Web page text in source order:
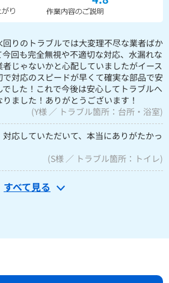
りのトラブルでは大変理不尽な業者ばか
今回も完全無視や不適切な対応、水漏れな
じゃないかと心配していましたがイース
対応のスピードが早くて確実な部品で安
した！これで今後は安心してトラブルへ
ました！ありがとうございます！
(Y様 ／ トラブル箇所：台所・浴室)
応していただいて、本当にありがたかっ
(S様 ／ トラブル箇所：トイレ)
すべて見る